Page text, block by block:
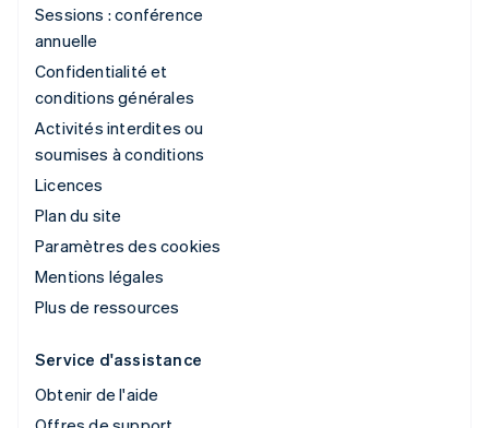
Sessions : conférence
annuelle
Confidentialité et
conditions générales
Activités interdites ou
soumises à conditions
Licences
Plan du site
Paramètres des cookies
Mentions légales
Plus de ressources
Service d'assistance
Obtenir de l'aide